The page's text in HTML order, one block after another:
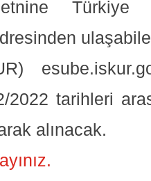
Türkiye
2022 tarihleri
alınacak.